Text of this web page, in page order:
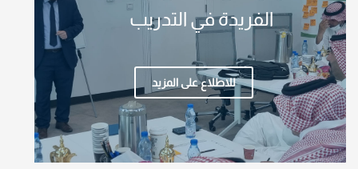
الفريدة في التدريب
للاطلاع على المزيد